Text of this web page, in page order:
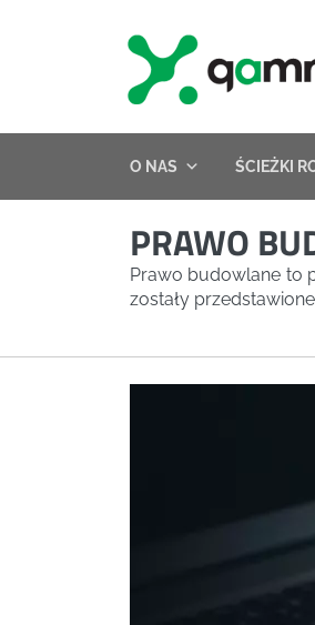
O NAS ŚCIEŻKI
PRAWO
Prawo budowlane to
zostały